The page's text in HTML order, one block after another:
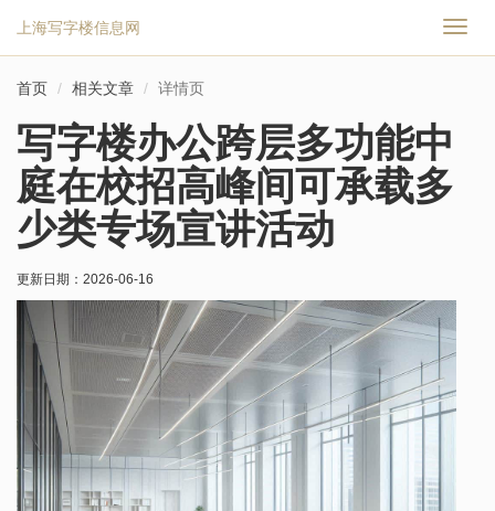
切
上海写字楼信息网
首页 相关文章 详情页
写字楼办公跨层多功能中
庭在校招高峰间可承载多
少类专场宣讲活动
更新日期： 2026-06-16